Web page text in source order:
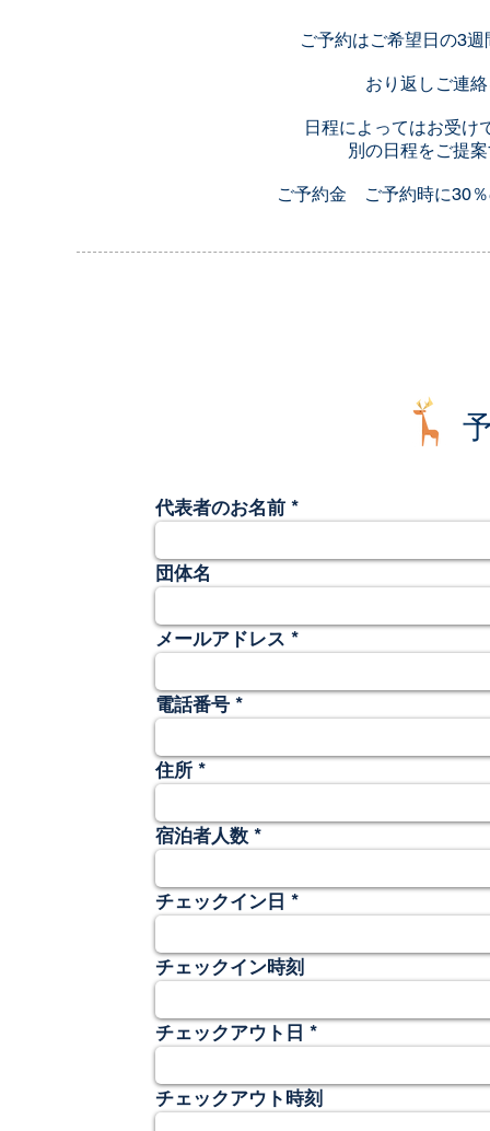
ご予約はご希望日の3
おり返しご連
日程によってはお受け
別の日程をご提
ご予約金 ご予約時に30
代表者のお名前
団体名
メールアドレス
電話番号
住所
宿泊者人数
チェックイン日
チェックイン時刻
チェックアウト日
チェックアウト時刻